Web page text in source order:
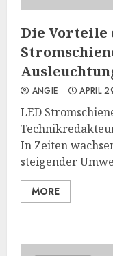
Die Vorteile
ANGIE APRIL
LED
In Zeiten
steigender
MORE